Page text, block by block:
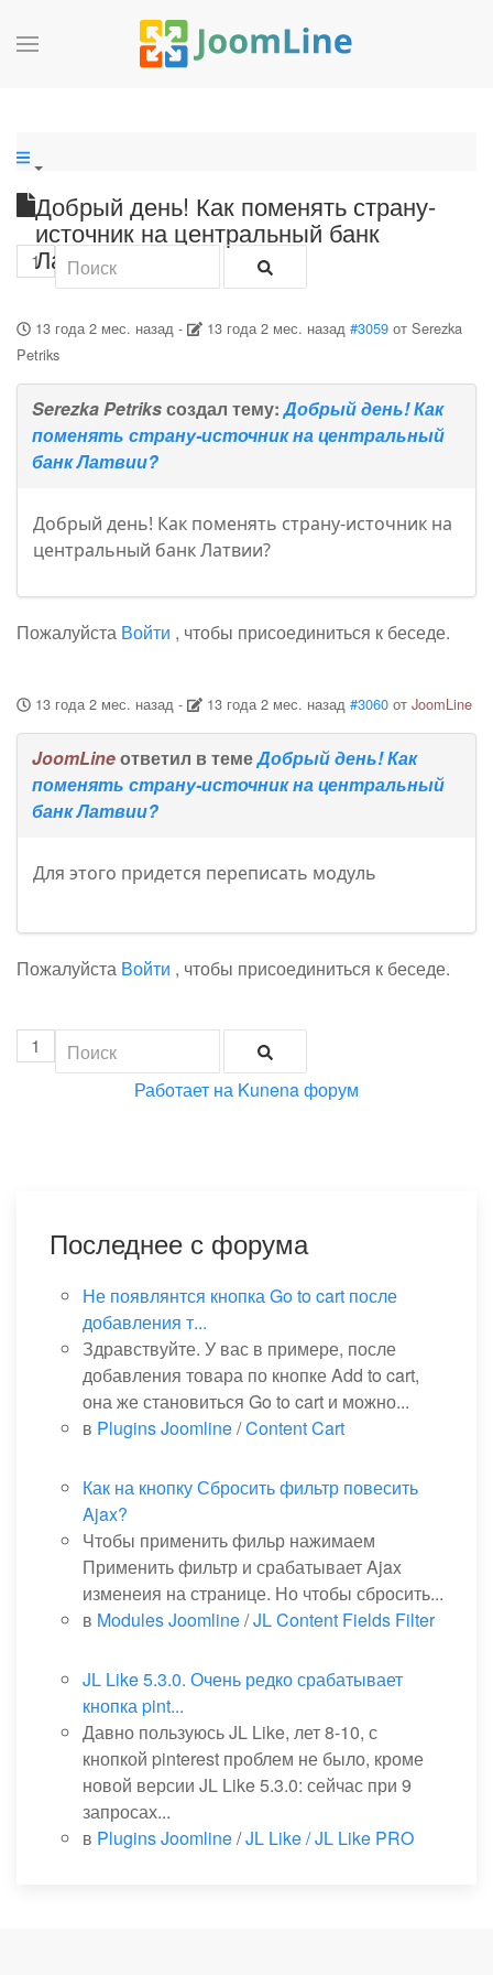
Добрый день! Как поменять страну-
источник на центральный банк
Латвии?
1
13 года 2 мес. назад- 13 года 2 мес. назад #3059 отSerezka
Petriks
Serezka Petriksсоздал тему:Добрый день! Как
поменять страну-источник на центральный
банк Латвии?
Добрый день! Как поменять страну-источник на
центральный банк Латвии?
Пожалуйста Войти , чтобы присоединиться к беседе.
13 года 2 мес. назад- 13 года 2 мес. назад #3060 отJoomLine
JoomLineответил в темеДобрый день! Как
поменять страну-источник на центральный
банк Латвии?
Для этого придется переписать модуль
Пожалуйста Войти , чтобы присоединиться к беседе.
1
Работает на Kunena форум
Последнее с форума
Не появлянтся кнопка Go to cart после
добавления т...
Здравствуйте. У вас в примере, после
добавления товара по кнопке Add to cart,
она же становиться Go to cart и можно...
в Plugins Joomline/Content Cart
Как на кнопку Сбросить фильтр повесить
Ajax?
Чтобы применить фильр нажимаем
Применить фильтр и срабатывает Ajax
изменеия на странице. Но чтобы сбросить...
в Modules Joomline/JL Content Fields Filter
JL Like 5.3.0. Очень редко срабатывает
кнопка pint...
Давно пользуюсь JL Like, лет 8-10, с
кнопкой pinterest проблем не было, кроме
новой версии JL Like 5.3.0: сейчас при 9
запросах...
в Plugins Joomline/JL Like / JL Like PRO